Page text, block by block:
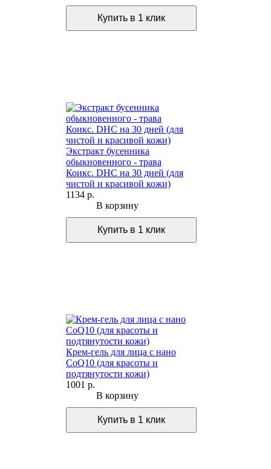
Экстракт бусенника
обыкновенного - трава
Коикс. DHC на 30 дней (для
чистой и красивой кожи)
1134 р.
В корзину
Крем-гель для лица с нано
CoQ10 (для красоты и
подтянутости кожи)
1001 р.
В корзину